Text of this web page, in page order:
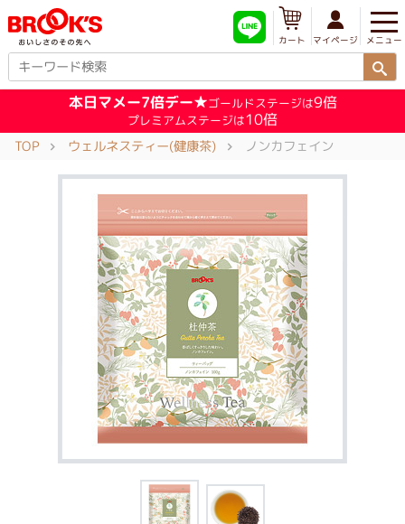
メニュー
マイページ
カート
本日マメー7倍デー★ゴールドステージは9倍
プレミアムステージは10倍
TOP ウェルネスティー(健康茶) ノンカフェイン